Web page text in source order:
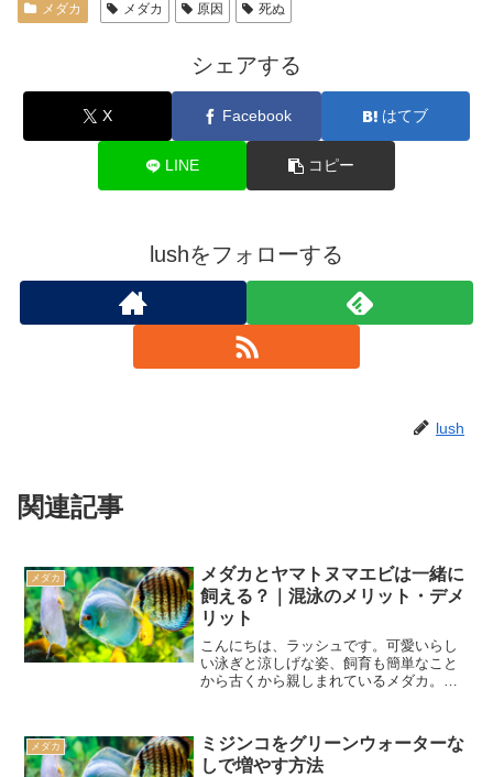
メダカ メダカ 原因 死ぬ
シェアする
X Facebook はてブ
LINE コピー
lushをフォローする
lush
関連記事
メダカ
メダカとヤマトヌマエビは一緒に
飼える？｜混泳のメリット・デメ
リット
こんにちは、ラッシュです。可愛いらし
い泳ぎと涼しげな姿、飼育も簡単なこと
から古くから親しまれているメダカ。そ
マトヌマエビ、この2種類は同じ水槽で飼
えるのでしょうか？本記...
メダカ
ミジンコをグリーンウォーターな
しで増やす方法